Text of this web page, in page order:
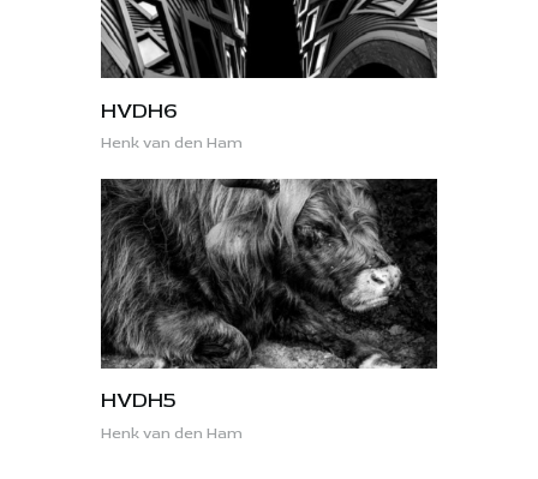
HVDH6
Henk van den Ham
HVDH5
Henk van den Ham